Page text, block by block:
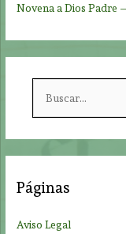
Novena a Dios Padre
r
Páginas
Aviso Legal